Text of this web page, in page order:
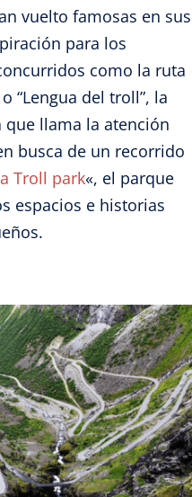
vuelto famosas en sus
para los
como la ruta
“Lengua del troll”, la
llama la atención
busca de un recorrido
Troll park«, el parque
espacios e historias